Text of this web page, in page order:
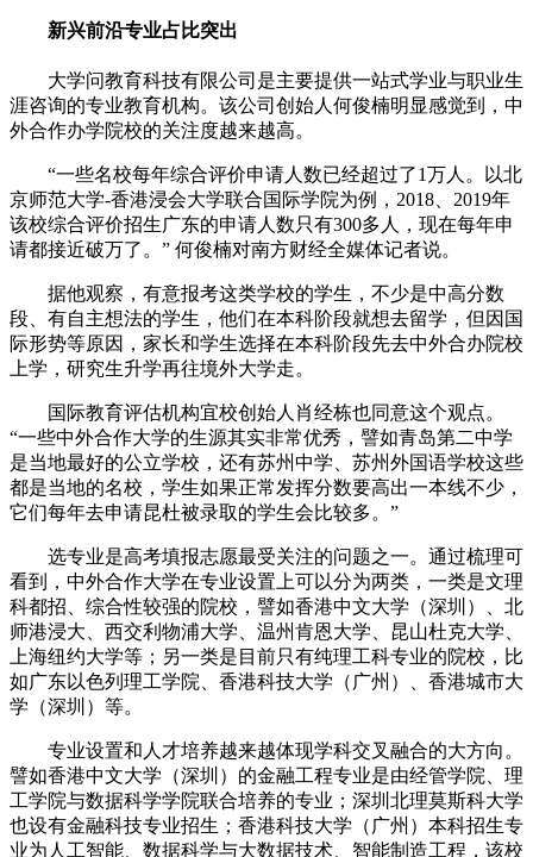
新兴前沿专业占比突出
大学问教育科技有限公司是主要提供一站式学业与职业生
涯咨询的专业教育机构。该公司创始人何俊楠明显感觉到，中
外合作办学院校的关注度越来越高。
“一些名校每年综合评价申请人数已经超过了1万人。以北
京师范大学-香港浸会大学联合国际学院为例，2018、2019年
该校综合评价招生广东的申请人数只有300多人，现在每年申
请都接近破万了。” 何俊楠对南方财经全媒体记者说。
据他观察，有意报考这类学校的学生，不少是中高分数
段、有自主想法的学生，他们在本科阶段就想去留学，但因国
际形势等原因，家长和学生选择在本科阶段先去中外合办院校
上学，研究生升学再往境外大学走。
国际教育评估机构宜校创始人肖经栋也同意这个观点。
“一些中外合作大学的生源其实非常优秀，譬如青岛第二中学
是当地最好的公立学校，还有苏州中学、苏州外国语学校这些
都是当地的名校，学生如果正常发挥分数要高出一本线不少，
它们每年去申请昆杜被录取的学生会比较多。”
选专业是高考填报志愿最受关注的问题之一。通过梳理可
看到，中外合作大学在专业设置上可以分为两类，一类是文理
科都招、综合性较强的院校，譬如香港中文大学（深圳）、北
师港浸大、西交利物浦大学、温州肯恩大学、昆山杜克大学、
上海纽约大学等；另一类是目前只有纯理工科专业的院校，比
如广东以色列理工学院、香港科技大学（广州）、香港城市大
学（深圳）等。
专业设置和人才培养越来越体现学科交叉融合的大方向。
譬如香港中文大学（深圳）的金融工程专业是由经管学院、理
工学院与数据科学学院联合培养的专业；深圳北理莫斯科大学
也设有金融科技专业招生；香港科技大学（广州）本科招生专
业为人工智能、数据科学与大数据技术、智能制造工程，该校